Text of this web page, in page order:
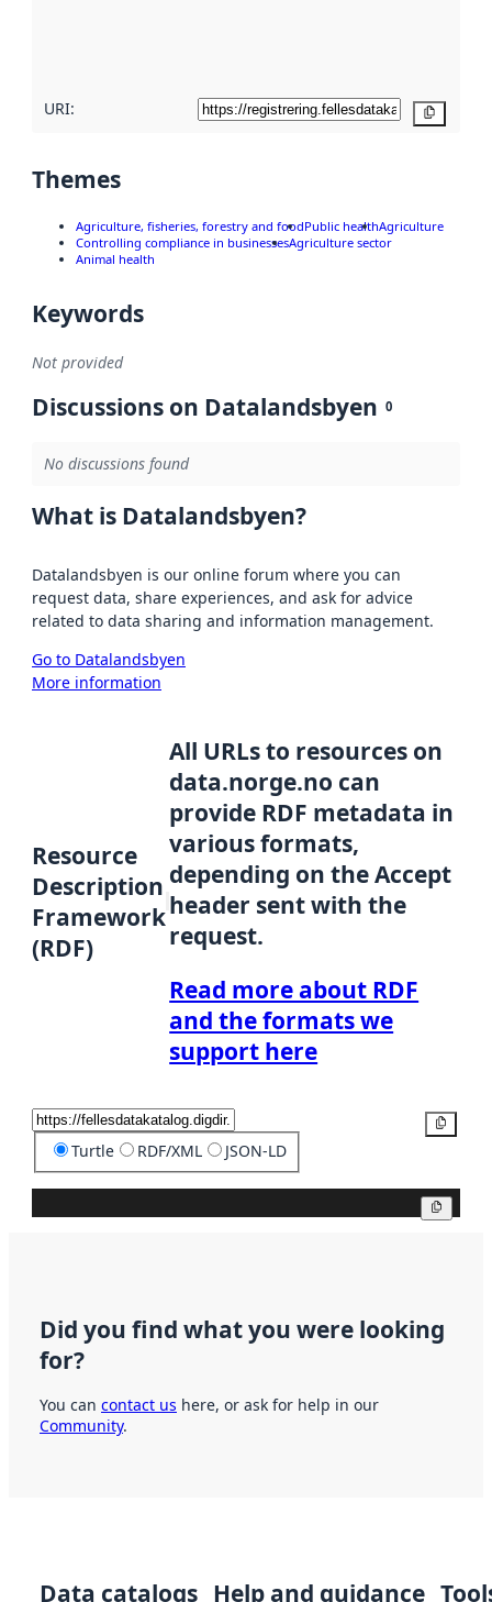
URI:
Themes
Agriculture, fisheries, forestry and foodPublic healthAgriculture
Controlling compliance in businessesAgriculture sector
Animal health
Keywords
Not provided
Discussions on Datalandsbyen 0
No discussions found
What is Datalandsbyen?
Datalandsbyen is our online forum where you can
request data, share experiences, and ask for advice
related to data sharing and information management.
Go to Datalandsbyen
More information
Resource
Description
Framework
(RDF)
All URLs to resources on
data.norge.no can
provide RDF metadata in
various formats,
depending on the Accept
header sent with the
request.
Read more about RDF
and the formats we
support here
Turtle RDF/XML JSON-LD
Did you find what you were looking
for?
You can contact us here, or ask for help in our
Community.
Data catalogs Help and guidance